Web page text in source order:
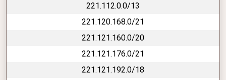
221.112.0.0/13
221.120.168.0/21
221.121.160.0/20
221.121.176.0/21
221.121.192.0/18